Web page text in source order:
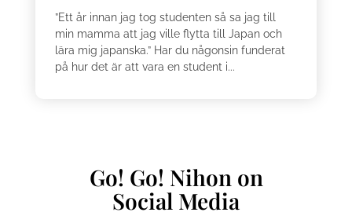
”Ett år innan jag tog studenten så sa jag till
min mamma att jag ville flytta till Japan och
lära mig japanska.” Har du någonsin funderat
på hur det är att vara en student i...
Go! Go! Nihon on
Social Media